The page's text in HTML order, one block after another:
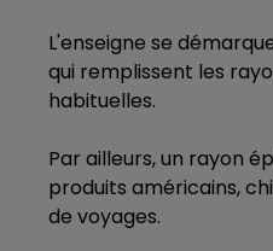
L'enseigne se
qui remplissent les
habituelles.
Par ailleurs, un rayon
produits américains,
de voyages.